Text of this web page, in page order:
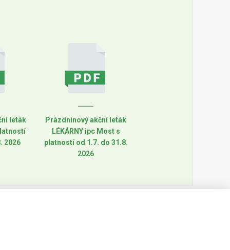
leták
2026
Prázdninový akční leták
LÉKÁRNY ipc Most s
platností od 1.7. do 31.8.
2026